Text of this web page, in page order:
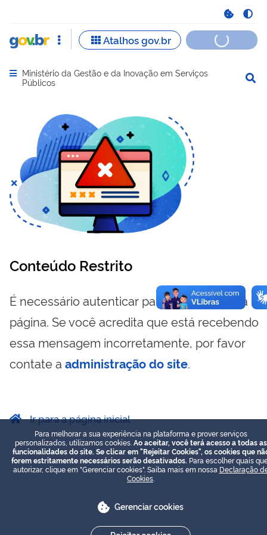
Abrir menu principal de navegação
Ministério da Gestão e da Inovação em Serviços
Públicos
Conteúdo Restrito
É necessário autenticar para visualizar essa
página. Se você acredita que está recebendo
essa mensagem incorretamente, por favor
contate a administração do site.
Ir para a página inicial
Para melhorar a sua experiência na plataforma e prover serviços
personalizados, utilizamos cookies. Ao aceitar, você terá acesso a todas as
funcionalidades do site. Se clicar em "Rejeitar Cookies", os cookies que
forem estritamente necessários serão desativados. Para escolher quais
autorizar, clique em "Gerenciar cookies". Saiba mais em nossa Declaração
Cookies
Gerenciar cookies